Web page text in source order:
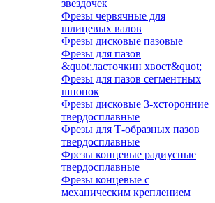
звездочек
Фрезы червячные для
шлицевых валов
Фрезы дисковые пазовые
Фрезы для пазов
&quot;ласточкин хвост&quot;
Фрезы для пазов сегментных
шпонок
Фрезы дисковые 3-хсторонние
твердосплавные
Фрезы для Т-образных пазов
твердосплавные
Фрезы концевые радиусные
твердосплавные
Фрезы концевые с
механическим креплением